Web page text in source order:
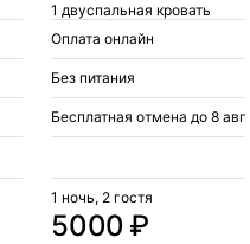
1 двуспальная кровать
Оплата онлайн
Без питания
Бесплатная отмена до 8 авг
5000 ₽
1 ночь, 2 гостя